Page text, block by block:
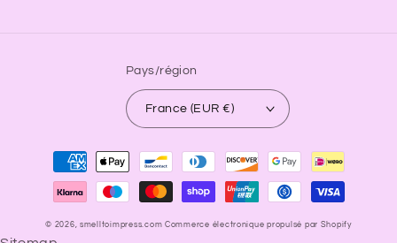
Pays/région
France (EUR €)
Moyens
paiement
© 2026,smelltoimpress.com Commerce électronique propulsé par Shopify